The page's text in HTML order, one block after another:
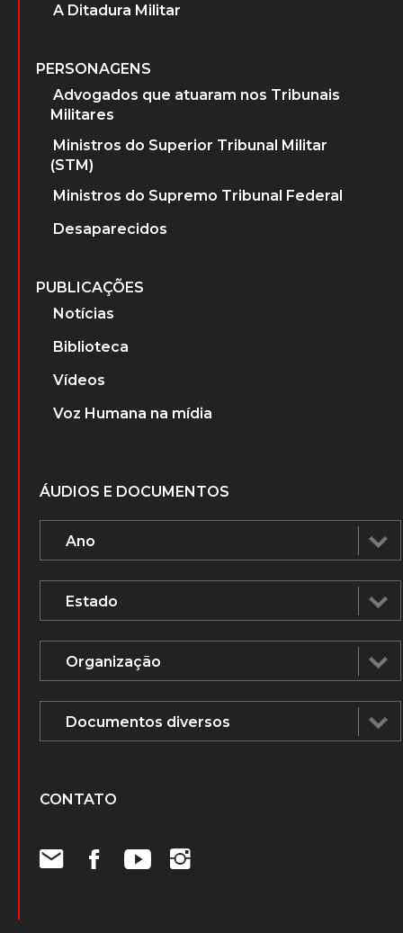
A Ditadura Militar
PERSONAGENS
Advogados que atuaram nos Tribunais
Militares
Ministros do Superior Tribunal Militar
(STM)
Ministros do Supremo Tribunal Federal
Desaparecidos
PUBLICAÇÕES
Notícias
Biblioteca
Vídeos
Voz Humana na mídia
ÁUDIOS E DOCUMENTOS
CONTATO